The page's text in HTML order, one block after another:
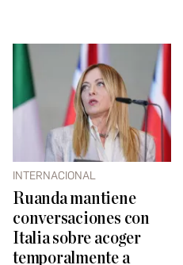
INTERNACIONAL
Ruanda mantiene
conversaciones con
Italia sobre acoger
temporalmente a